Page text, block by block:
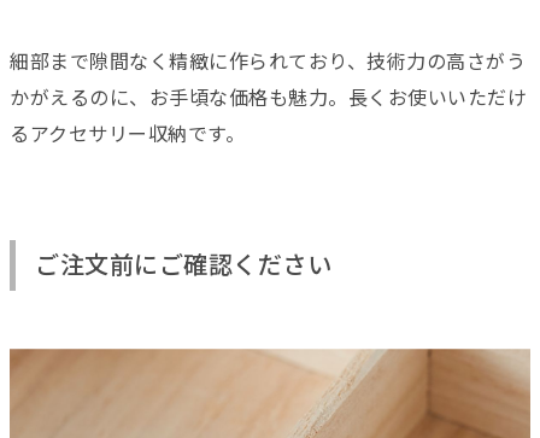
細部まで隙間なく精緻に作られており、技術力の高さがう
かがえるのに、お手頃な価格も魅力。長くお使いいただけ
るアクセサリー収納です。
ご注文前にご確認ください